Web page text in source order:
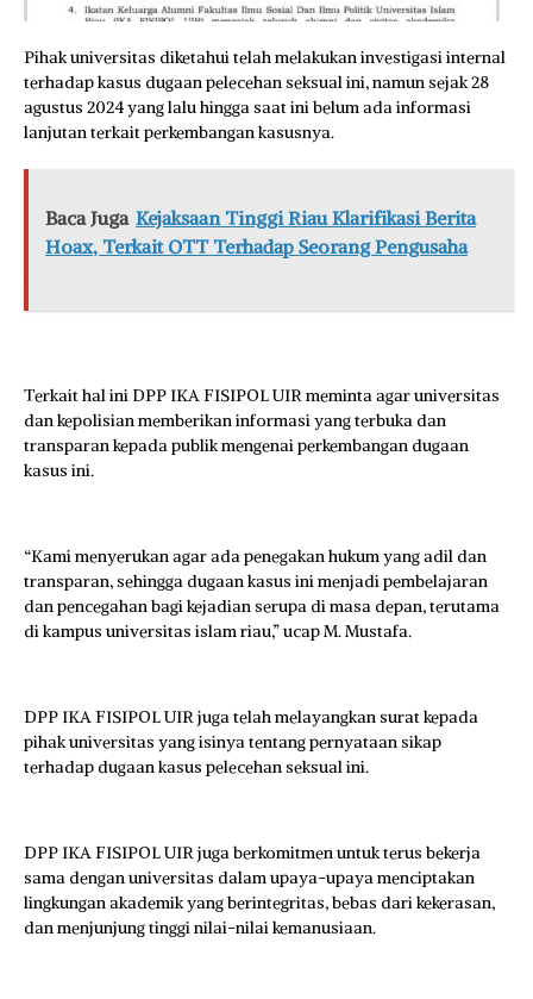
Pihak universitas diketahui telah melakukan investigasi internal
terhadap kasus dugaan pelecehan seksual ini, namun sejak 28
agustus 2024 yang lalu hingga saat ini belum ada informasi
lanjutan terkait perkembangan kasusnya.
Baca Juga Kejaksaan Tinggi Riau Klarifikasi Berita
Hoax, Terkait OTT Terhadap Seorang Pengusaha
Terkait hal ini DPP IKA FISIPOL UIR meminta agar universitas
dan kepolisian memberikan informasi yang terbuka dan
transparan kepada publik mengenai perkembangan dugaan
kasus ini.
“Kami menyerukan agar ada penegakan hukum yang adil dan
transparan, sehingga dugaan kasus ini menjadi pembelajaran
dan pencegahan bagi kejadian serupa di masa depan, terutama
di kampus universitas islam riau,” ucap M. Mustafa.
DPP IKA FISIPOL UIR juga telah melayangkan surat kepada
pihak universitas yang isinya tentang pernyataan sikap
terhadap dugaan kasus pelecehan seksual ini.
DPP IKA FISIPOL UIR juga berkomitmen untuk terus bekerja
sama dengan universitas dalam upaya-upaya menciptakan
lingkungan akademik yang berintegritas, bebas dari kekerasan,
dan menjunjung tinggi nilai-nilai kemanusiaan.